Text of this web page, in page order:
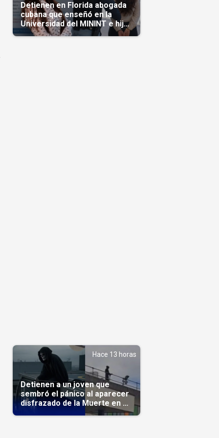
Detienen en Florida abogada
cubana que enseñó en la
Universidad del MININT e hija
de diplomático cubano
Hace 13 horas
Detienen a un joven que
sembró el pánico al aparecer
disfrazado de la Muerte en un